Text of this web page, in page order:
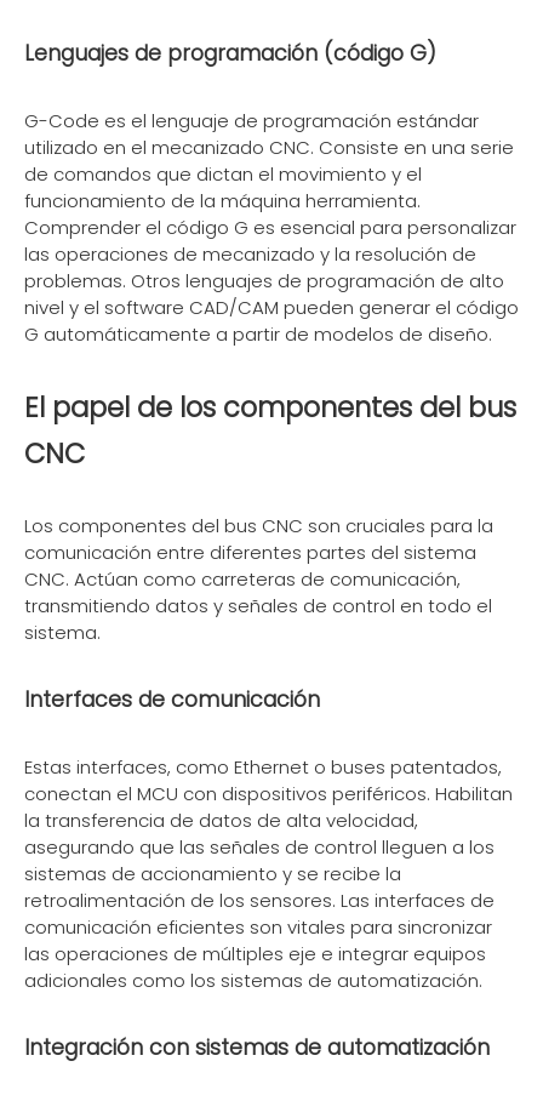
Lenguajes de programación (código G)
G-Code es el lenguaje de programación estándar
utilizado en el mecanizado CNC. Consiste en una serie
de comandos que dictan el movimiento y el
funcionamiento de la máquina herramienta.
Comprender el código G es esencial para personalizar
las operaciones de mecanizado y la resolución de
problemas. Otros lenguajes de programación de alto
nivel y el software CAD/CAM pueden generar el código
G automáticamente a partir de modelos de diseño.
El papel de los componentes del bus
CNC
Los componentes del bus CNC son cruciales para la
comunicación entre diferentes partes del sistema
CNC. Actúan como carreteras de comunicación,
transmitiendo datos y señales de control en todo el
sistema.
Interfaces de comunicación
Estas interfaces, como Ethernet o buses patentados,
conectan el MCU con dispositivos periféricos. Habilitan
la transferencia de datos de alta velocidad,
asegurando que las señales de control lleguen a los
sistemas de accionamiento y se recibe la
retroalimentación de los sensores. Las interfaces de
comunicación eficientes son vitales para sincronizar
las operaciones de múltiples eje e integrar equipos
adicionales como los sistemas de automatización.
Integración con sistemas de automatización